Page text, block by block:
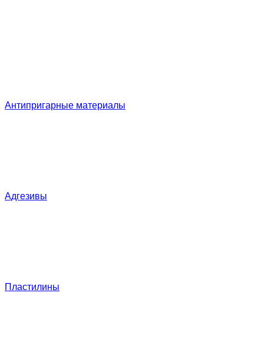
Антипригарные материалы
Адгезивы
Пластилины